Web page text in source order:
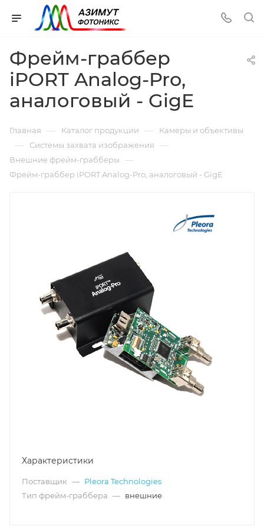
Фрейм-граббер
iPORT Analog-Pro,
аналоговый - GigE
Главная — Каталог продукции — Камеры и объективы
— Системы захвата изображения —
Внешние фрейм-грабберы —
Фрейм-граббер iPORT Analog-Pro, аналоговый - GigE
Характеристики
Поставщик — Pleora Technologies
Тип фрейм-граббера — внешние